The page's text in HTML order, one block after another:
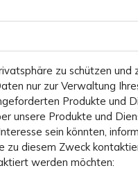
zu schützen und
nur zur Verwaltung
Produkte und
unsere Produkte und
sein könnten,
zu diesem Zweck
werden möchten: